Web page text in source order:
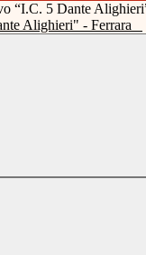
Alighieri" - Ferrara